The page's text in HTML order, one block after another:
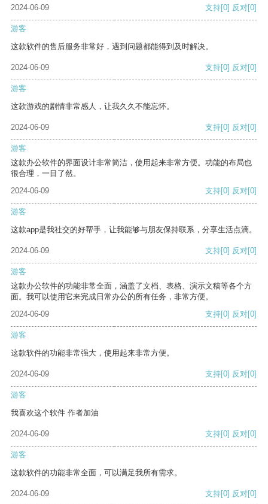
2024-06-09 支持[0] 反对[0]
游客
这款软件的售后服务非常好，遇到问题都能得到及时解决。
2024-06-09 支持[0] 反对[0]
游客
这款游戏的剧情非常感人，让我久久不能忘怀。
2024-06-09 支持[0] 反对[0]
游客
这款办公软件的界面设计非常简洁，使用起来非常方便。功能的布局也
很合理，一目了然。
2024-06-09
支持[0] 反对[0]
游客
这款app是我社交的好帮手，让我能够与朋友保持联系，分享生活点滴。
2024-06-09 支持[0] 反对[0]
游客
这款办公软件的功能非常全面，涵盖了文档、表格、演示文稿等各个方
面。我可以使用它来完成日常办公的所有任务，非常方便。
2024-06-09
支持[0] 反对[0]
游客
这款软件的功能非常强大，使用起来非常方便。
2024-06-09 支持[0] 反对[0]
游客
我喜欢这个软件 作者加油
2024-06-09 支持[0] 反对[0]
游客
这款软件的功能非常全面，可以满足我所有需求。
2024-06-09 支持[0] 反对[0]